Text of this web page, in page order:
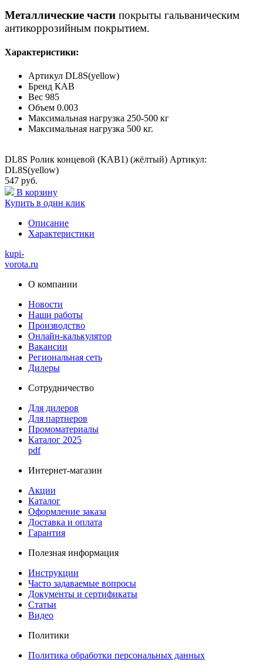
Металлические части покрыты гальваническим
антикоррозийным покрытием.
Характеристики:
Артикул DL8S(yellow)
Бренд КАВ
Вес 985
Объем 0.003
Максимальная нагрузка 250-500 кг
Максимальная нагрузка 500 кг.
DL8S Ролик концевой (КАВ1) (жёлтый) Артикул:
DL8S(yellow)
547 руб.
В корзину
Купить в один клик
Описание
Характеристики
kupi-
vorota.ru
О компании
Новости
Наши работы
Производство
Онлайн-калькулятор
Вакансии
Региональная сеть
Дилеры
Сотрудничество
Для дилеров
Для партнеров
Промоматериалы
Каталог 2025
pdf
Интернет-магазин
Акции
Каталог
Оформление заказа
Доставка и оплата
Гарантия
Полезная информация
Инструкции
Часто задаваемые вопросы
Документы и сертификаты
Статьи
Видео
Политики
Политика обработки персональных данных